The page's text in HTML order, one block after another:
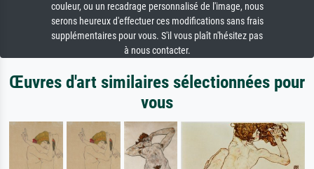
couleur, ou un recadrage personnalisé de l'image, nous
serons heureux d'effectuer ces modifications sans frais
supplémentaires pour vous. S'il vous plaît n'hésitez pas
à nous contacter.
Œuvres d'art similaires sélectionnées pour
vous